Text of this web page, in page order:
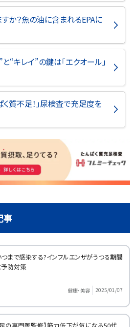
か？魚の油に含まれるEPAに
“キレイ”の鍵は「エクオール」
く質不足！」尿検査で充足度を
事
つまで感染する?インフルエンザがうつる期間
予防対策
健康・美容 2025/01/07